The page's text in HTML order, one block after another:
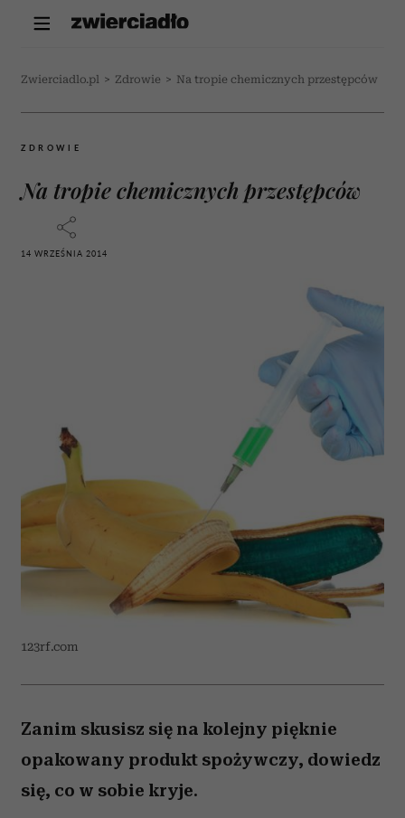
Zwierciadlo.pl > Zdrowie > Na tropie chemicznych przestępców
ZDROWIE
Na tropie chemicznych przestępców
14 WRZEŚNIA 2014
123rf.com
Zanim skusisz się na kolejny pięknie
opakowany produkt spożywczy, dowiedz
się, co w sobie kryje.